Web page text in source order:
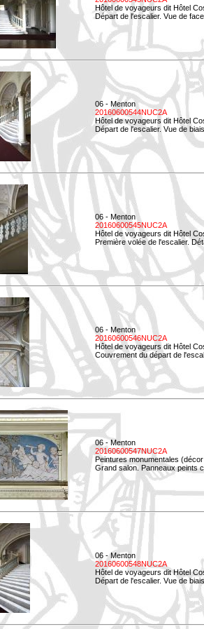
Hôtel de voyageurs dit Hôtel
Départ de l'escalier. Vue de
06 - Menton
20160600544NUC2A
Hôtel de voyageurs dit Hôtel
Départ de l'escalier. Vue de
06 - Menton
20160600545NUC2A
Hôtel de voyageurs dit Hôtel
Première volée de l'escalier.
06 - Menton
20160600546NUC2A
Hôtel de voyageurs dit Hôtel
Couvrement du départ de
06 - Menton
20160600547NUC2A
Peintures monumentales
Grand salon. Panneaux peints
06 - Menton
20160600548NUC2A
Hôtel de voyageurs dit Hôtel
Départ de l'escalier. Vue de